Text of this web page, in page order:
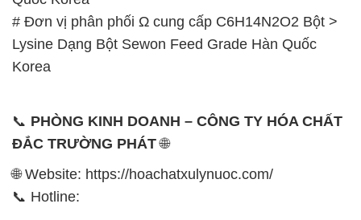
📞PHÒNG KINH DOANH – CÔNG TY HÓA CHẤT
ĐẮC TRƯỜNG PHÁT🌐
🌐 Website: https://hoachatxulynuoc.com/
– 0933.920.505 – 028.3504.5555
028.3756.1841- 028.3756.1842